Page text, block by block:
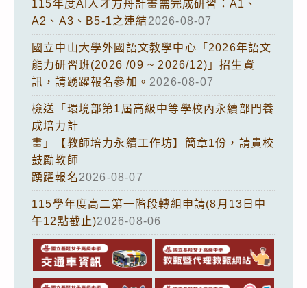
115年度AI人才方舟計畫需完成研習：A1、
A2、A3、B5-1之連結2026-08-07
國立中山大學外國語文教學中心「2026年語文
能力研習班(2026 /09 ~ 2026/12)」招生資
訊，請踴躍報名參加。 2026-08-07
檢送「環境部第1屆高級中等學校內永續部門養
成培力計
畫」【教師培力永續工作坊】簡章1份，請貴校
鼓勵教師
踴躍報名2026-08-07
115學年度高二第一階段轉組申請(8月13日中
午12點截止)2026-08-06